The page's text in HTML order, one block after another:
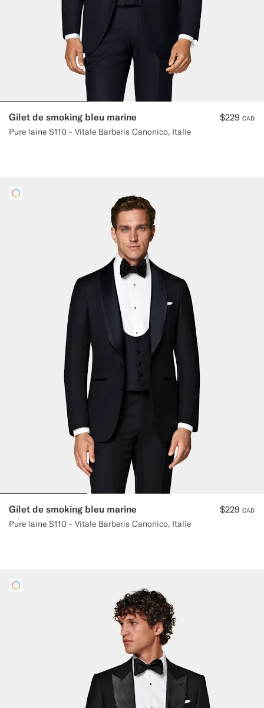
Gilet de smoking bleu marine
Pure laine S110 - Vitale Barberis Canonico, Italie
$229 CAD
Gilet de smoking bleu marine
Pure laine S110 - Vitale Barberis Canonico, Italie
$229 CAD